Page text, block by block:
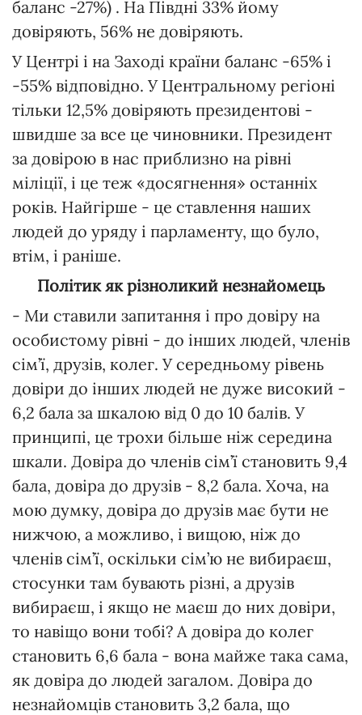
баланс -27%) . На Півдні 33% йому
довіряють, 56% не довіряють.
У Центрі і на Заході країни баланс -65% і
-55% відповідно. У Центральному регіоні
тільки 12,5% довіряють президентові -
швидше за все це чиновники. Президент
за довірою в нас приблизно на рівні
міліції, і це теж «досягнення» останніх
років. Найгірше - це ставлення наших
людей до уряду і парламенту, що було,
втім, і раніше.
Політик як різноликий незнайомець
- Ми ставили запитання і про довіру на
особистому рівні - до інших людей, членів
сім’ї, друзів, колег. У середньому рівень
довіри до інших людей не дуже високий -
6,2 бала за шкалою від 0 до 10 балів. У
принципі, це трохи більше ніж середина
шкали. Довіра до членів сім’ї становить 9,4
бала, довіра до друзів - 8,2 бала. Хоча, на
мою думку, довіра до друзів має бути не
нижчою, а можливо, і вищою, ніж до
членів сім’ї, оскільки сім’ю не вибираєш,
стосунки там бувають різні, а друзів
вибираєш, і якщо не маєш до них довіри,
то навіщо вони тобі? А довіра до колег
становить 6,6 бала - вона майже така сама,
як довіра до людей загалом. Довіра до
незнайомців становить 3,2 бала, що